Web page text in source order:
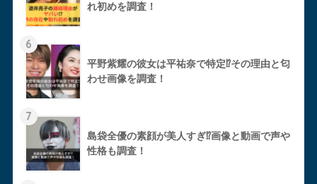
れ初めを調査！
6
平野紫耀の彼女は平祐奈で特定⁉︎その理由と匂
わせ画像を調査！
7
島袋全優の素顔が美人すぎ⁉︎画像と動画で声や
性格も調査！